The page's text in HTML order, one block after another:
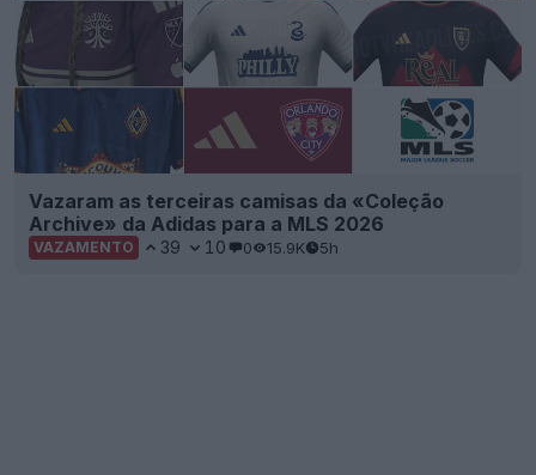
Vazaram as terceiras camisas da «Coleção
Archive» da Adidas para a MLS 2026
VAZAMENTO 39 10 0 15.9K 5h